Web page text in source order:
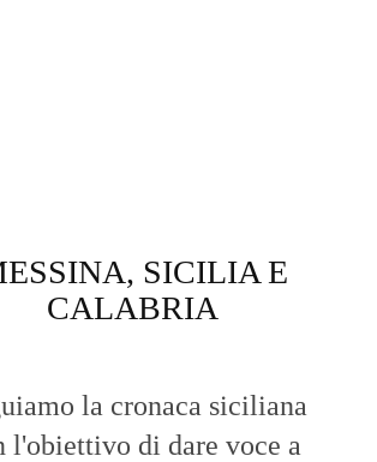
SICILIA E
CALABRIA
la cronaca siciliana
l'obiettivo di dare voce a